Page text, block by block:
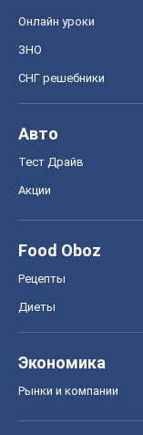
Онлайн уроки
ЗНО
СНГ решебники
Авто
Тест Драйв
Акции
Food Oboz
Рецепты
Диеты
Экономика
Рынки и компании